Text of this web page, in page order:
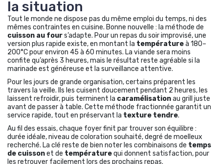
la situation
Tout le monde ne dispose pas du même emploi du temps, ni des
mêmes contraintes en cuisine. Bonne nouvelle : la méthode de
cuisson au fours’adapte. Pour un repas du soir improvisé, une
version plus rapide existe, en montant la températureà 180–
200°C pour environ 45 à 60 minutes. La viande sera moins
confite qu’après 3 heures, mais le résultat reste agréable si la
marinade est généreuse et la surveillance attentive.
Pour les jours de grande organisation, certains préparent les
travers la veille. Ils les cuisent doucement pendant 2 heures, les
laissent refroidir, puis terminent la caramélisationau grill juste
avant de passer à table. Cette méthode fractionnée garantit un
service rapide, tout en préservant la texture tendre.
Au fil des essais, chaque foyer finit par trouver son équilibre :
durée idéale, niveau de coloration souhaité, degré de moelleux
recherché. La clé reste de bien noter les combinaisons de temps
de cuissonet de températurequi donnent satisfaction, pour
les retrouver facilement lors des prochains repas.